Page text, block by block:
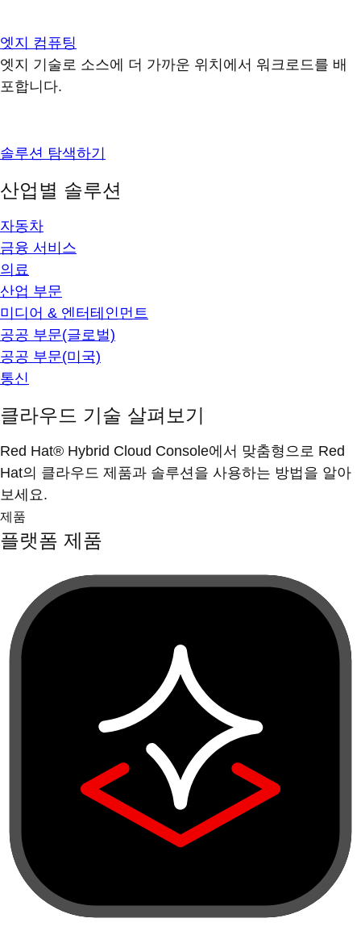
엣지 컴퓨팅
엣지 기술로 소스에 더 가까운 위치에서 워크로드를 배
포합니다.
솔루션 탐색하기
산업별 솔루션
자동차
금융 서비스
의료
산업 부문
미디어 & 엔터테인먼트
공공 부문(글로벌)
공공 부문(미국)
통신
클라우드 기술 살펴보기
Red Hat® Hybrid Cloud Console에서 맞춤형으로 Red
Hat의 클라우드 제품과 솔루션을 사용하는 방법을 알아
보세요.
제품
플랫폼 제품